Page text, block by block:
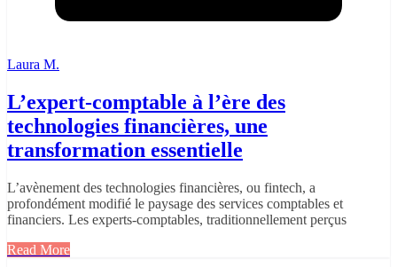
Laura M.
L’expert-comptable à l’ère des
technologies financières, une
transformation essentielle
L’avènement des technologies financières, ou fintech, a
profondément modifié le paysage des services comptables et
financiers. Les experts-comptables, traditionnellement perçus
Read More